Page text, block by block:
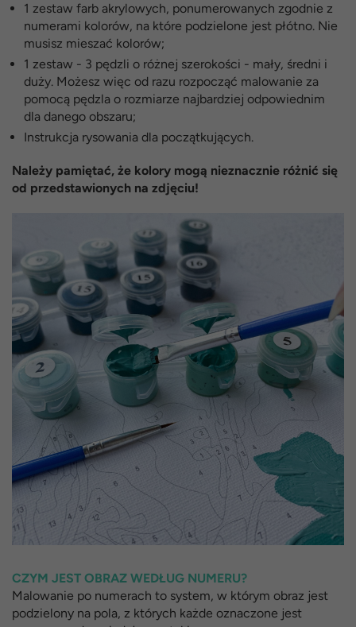
1 zestaw farb akrylowych, ponumerowanych zgodnie z
numerami kolorów, na które podzielone jest płótno. Nie
musisz mieszać kolorów;
1 zestaw - 3 pędzli o różnej szerokości - mały, średni i
duży. Możesz więc od razu rozpocząć malowanie za
pomocą pędzla o rozmiarze najbardziej odpowiednim
dla danego obszaru;
Instrukcja rysowania dla początkujących.
Należy pamiętać, że kolory mogą nieznacznie różnić się
od przedstawionych na zdjęciu!
CZYM JEST OBRAZ WEDŁUG NUMERU?
Malowanie po numerach to system, w którym obraz jest
podzielony na pola, z których każde oznaczone jest